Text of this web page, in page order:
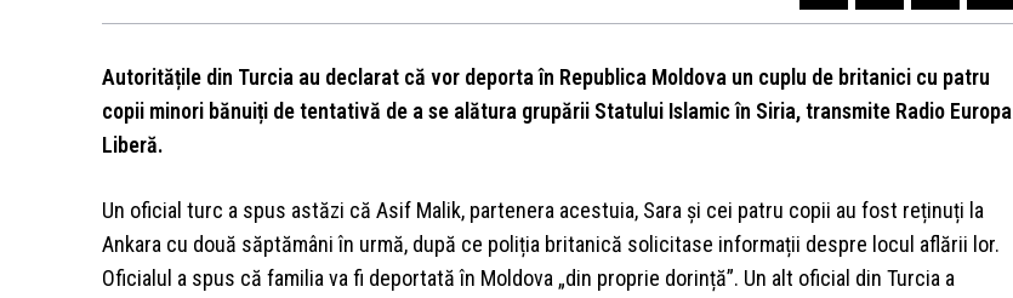
Autoritățile din Turcia au declarat că vor deporta în Republica Moldova un cuplu de britanici cu patru
copii minori bănuiți de tentativă de a se alătura grupării Statului Islamic în Siria, transmite Radio Europa
Liberă.
Un oficial turc a spus astăzi că Asif Malik, partenera acestuia, Sara și cei patru copii au fost reținuți la
Ankara cu două săptămâni în urmă, după ce poliția britanică solicitase informații despre locul aflării lor.
Oficialul a spus că familia va fi deportată în Moldova „din proprie dorință”. Un alt oficial din Turcia a